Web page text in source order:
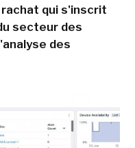
qui s'inscrit
secteur des
des